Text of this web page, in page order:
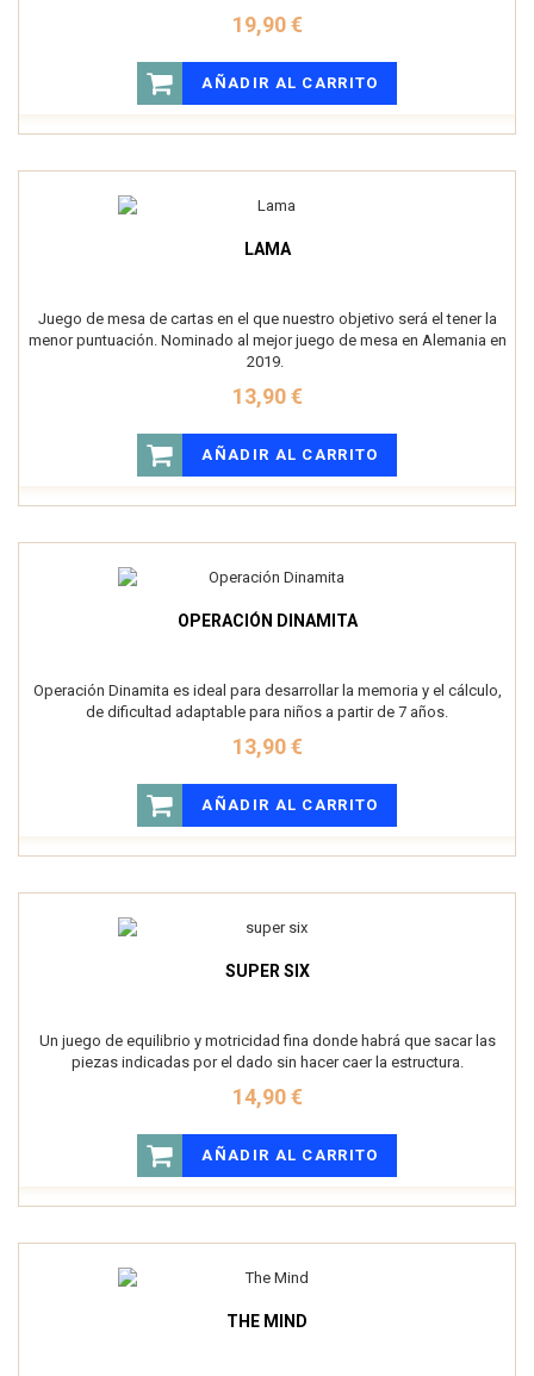
19,90 €
AÑADIR AL CARRITO
LAMA
Juego de mesa de cartas en el que nuestro objetivo será el tener la
menor puntuación. Nominado al mejor juego de mesa en Alemania en
2019.
13,90 €
AÑADIR AL CARRITO
OPERACIÓN DINAMITA
Operación Dinamita es ideal para desarrollar la memoria y el cálculo,
de dificultad adaptable para niños a partir de 7 años.
13,90 €
AÑADIR AL CARRITO
SUPER SIX
Un juego de equilibrio y motricidad fina donde habrá que sacar las
piezas indicadas por el dado sin hacer caer la estructura.
14,90 €
AÑADIR AL CARRITO
THE MIND